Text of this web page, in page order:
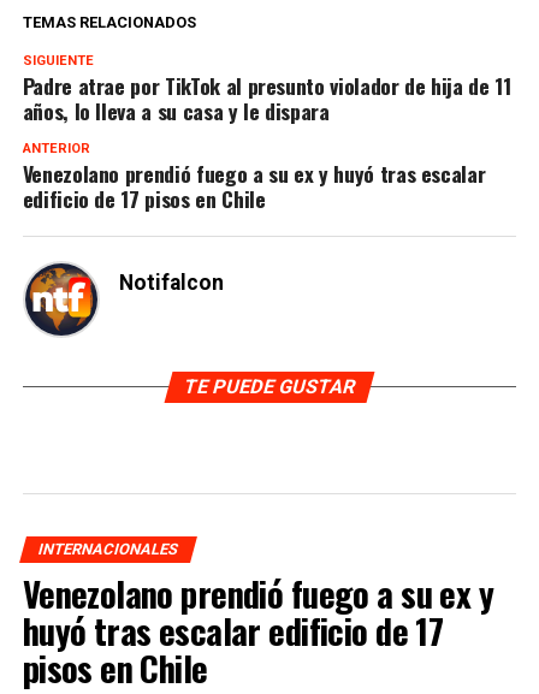
TEMAS RELACIONADOS
SIGUIENTE
Padre atrae por TikTok al presunto violador de hija de 11
años, lo lleva a su casa y le dispara
ANTERIOR
Venezolano prendió fuego a su ex y huyó tras escalar
edificio de 17 pisos en Chile
Notifalcon
TE PUEDE GUSTAR
INTERNACIONALES
Venezolano prendió fuego a su ex y
huyó tras escalar edificio de 17
pisos en Chile